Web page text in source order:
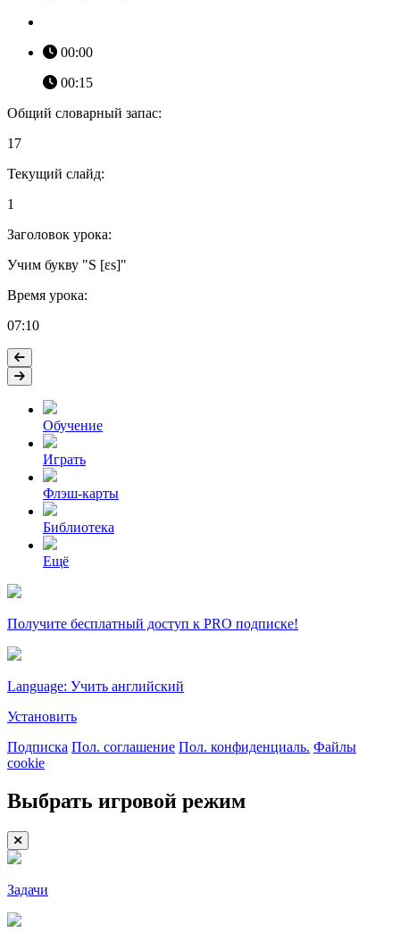
00:00
00:15
Общий словарный запас:
17
Текущий слайд:
1
Заголовок урока:
Учим букву "S [ɛs]"
Время урока:
07:10
Обучение
Играть
Флэш-карты
Библиотека
Ещё
Получите бесплатный доступ к PRO подписке!
Language: Учить английский
Установить
Подписка Пол. соглашение Пол. конфиденциаль. Файлы
cookie
Выбрать игровой режим
Задачи